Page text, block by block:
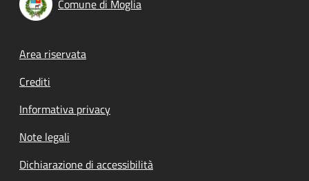
Comune di Moglia
Footer menu
Area riservata
Crediti
Informativa privacy
Note legali
Dichiarazione di accessibilità